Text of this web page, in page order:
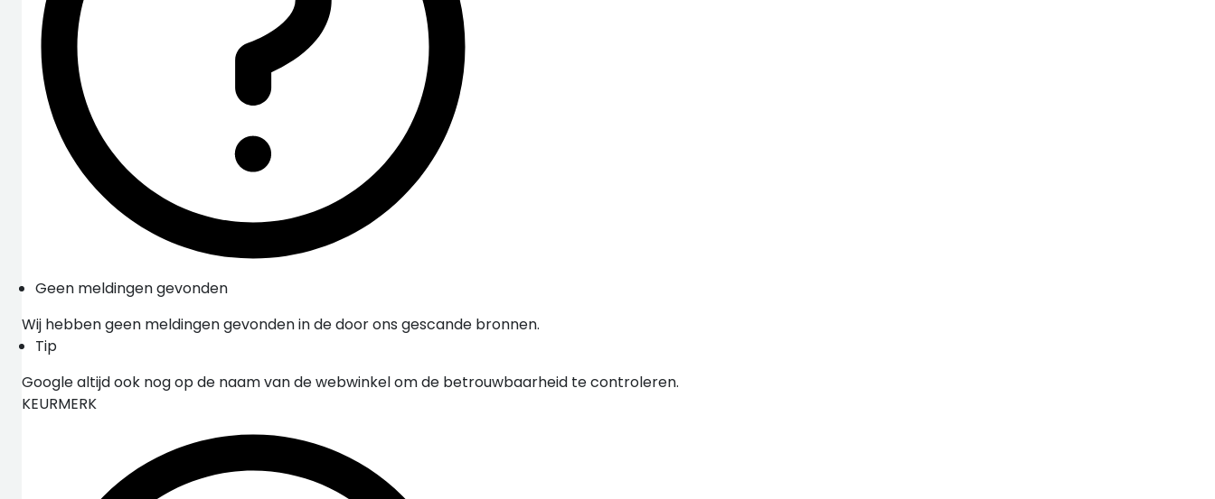
Geen meldingen gevonden
Wij hebben geen meldingen gevonden in de door ons gescande bronnen.
Tip
Google altijd ook nog op de naam van de webwinkel om de betrouwbaarheid te controleren.
KEURMERK